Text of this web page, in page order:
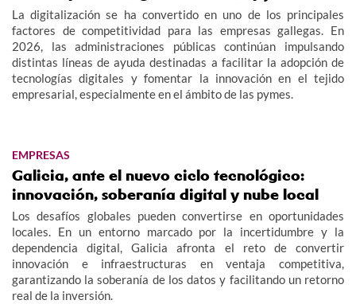
La digitalización se ha convertido en uno de los principales
factores de competitividad para las empresas gallegas. En
2026, las administraciones públicas continúan impulsando
distintas líneas de ayuda destinadas a facilitar la adopción de
tecnologías digitales y fomentar la innovación en el tejido
empresarial, especialmente en el ámbito de las pymes.
EMPRESAS
Galicia, ante el nuevo ciclo tecnológico:
innovación, soberanía digital y nube local
Los desafíos globales pueden convertirse en oportunidades
locales. En un entorno marcado por la incertidumbre y la
dependencia digital, Galicia afronta el reto de convertir
innovación e infraestructuras en ventaja competitiva,
garantizando la soberanía de los datos y facilitando un retorno
real de la inversión.